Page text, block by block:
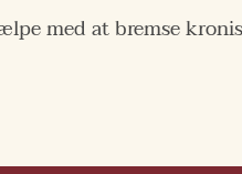
med at bremse